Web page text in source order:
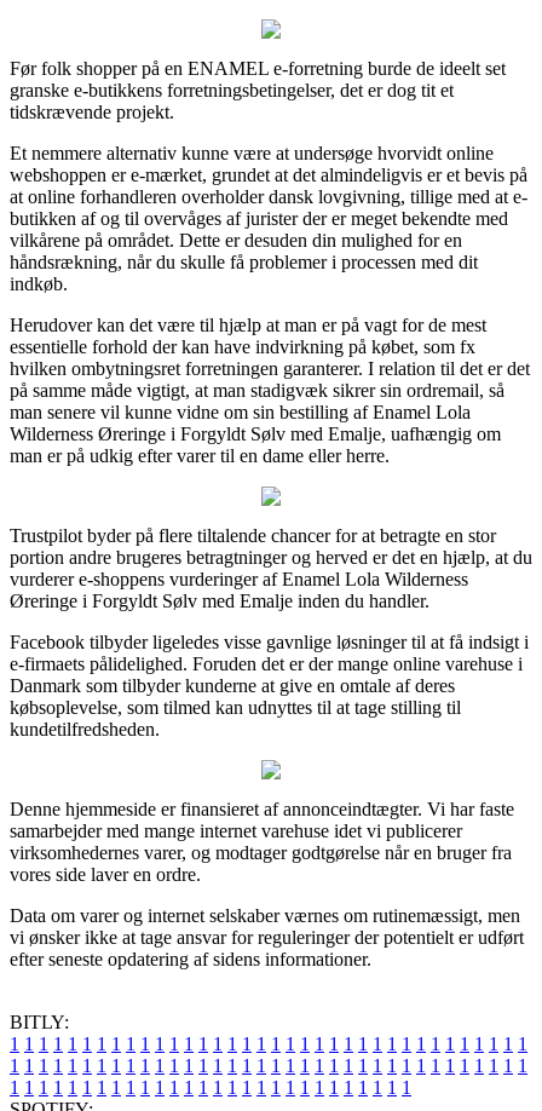
Før folk shopper på en ENAMEL e-forretning burde de ideelt set
granske e-butikkens forretningsbetingelser, det er dog tit et
tidskrævende projekt.
Et nemmere alternativ kunne være at undersøge hvorvidt online
webshoppen er e-mærket, grundet at det almindeligvis er et bevis på
at online forhandleren overholder dansk lovgivning, tillige med at e-
butikken af og til overvåges af jurister der er meget bekendte med
vilkårene på området. Dette er desuden din mulighed for en
håndsrækning, når du skulle få problemer i processen med dit
indkøb.
Herudover kan det være til hjælp at man er på vagt for de mest
essentielle forhold der kan have indvirkning på købet, som fx
hvilken ombytningsret forretningen garanterer. I relation til det er det
på samme måde vigtigt, at man stadigvæk sikrer sin ordremail, så
man senere vil kunne vidne om sin bestilling af Enamel Lola
Wilderness Øreringe i Forgyldt Sølv med Emalje, uafhængig om
man er på udkig efter varer til en dame eller herre.
Trustpilot byder på flere tiltalende chancer for at betragte en stor
portion andre brugeres betragtninger og herved er det en hjælp, at du
vurderer e-shoppens vurderinger af Enamel Lola Wilderness
Øreringe i Forgyldt Sølv med Emalje inden du handler.
Facebook tilbyder ligeledes visse gavnlige løsninger til at få indsigt i
e-firmaets pålidelighed. Foruden det er der mange online varehuse i
Danmark som tilbyder kunderne at give en omtale af deres
købsoplevelse, som tilmed kan udnyttes til at tage stilling til
kundetilfredsheden.
Denne hjemmeside er finansieret af annonceindtægter. Vi har faste
samarbejder med mange internet varehuse idet vi publicerer
virksomhedernes varer, og modtager godtgørelse når en bruger fra
vores side laver en ordre.
Data om varer og internet selskaber værnes om rutinemæssigt, men
vi ønsker ikke at tage ansvar for reguleringer der potentielt er udført
efter seneste opdatering af sidens informationer.
BITLY:
1 1 1 1 1 1 1 1 1 1 1 1 1 1 1 1 1 1 1 1 1 1 1 1 1 1 1 1 1 1 1 1 1 1 1 1
1 1 1 1 1 1 1 1 1 1 1 1 1 1 1 1 1 1 1 1 1 1 1 1 1 1 1 1 1 1 1 1 1 1 1 1
1 1 1 1 1 1 1 1 1 1 1 1 1 1 1 1 1 1 1 1 1 1 1 1 1 1 1 1